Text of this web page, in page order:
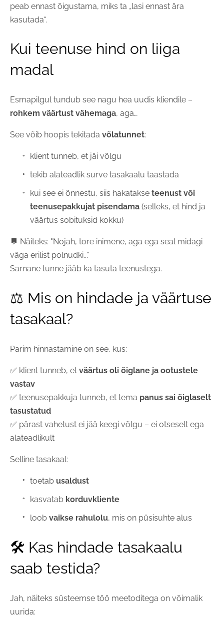
peab ennast õigustama, miks ta „lasi ennast ära
kasutada“.
Kui teenuse hind on liiga
madal
Esmapilgul tundub see nagu hea uudis kliendile –
rohkem väärtust vähemaga, aga…
See võib hoopis tekitada võlatunnet:
klient tunneb, et jäi võlgu
tekib alateadlik surve tasakaalu taastada
kui see ei õnnestu, siis hakatakse teenust või
teenusepakkujat pisendama (selleks, et hind ja
väärtus sobituksid kokku)
💬 Näiteks: "Nojah, tore inimene, aga ega seal midagi
väga erilist polnudki..."
Sarnane tunne jääb ka tasuta teenustega.
⚖️ Mis on hindade ja väärtuse
tasakaal?
Parim hinnastamine on see, kus:
✅ klient tunneb, et väärtus oli õiglane ja ootustele
vastav
✅ teenusepakkuja tunneb, et tema panus sai õiglaselt
tasustatud
✅ pärast vahetust ei jää keegi võlgu – ei otseselt ega
alateadlikult
Selline tasakaal:
toetab usaldust
kasvatab korduvkliente
loob vaikse rahulolu, mis on püsisuhte alus
🛠 Kas hindade tasakaalu
saab testida?
Jah, näiteks süsteemse töö meetoditega on võimalik
uurida: